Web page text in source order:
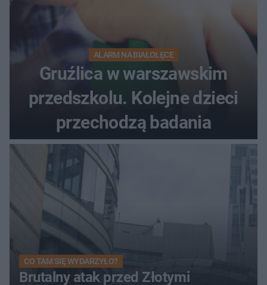
ALARM NA BIAŁOŁĘCE
Gruźlica w warszawskim
przedszkolu. Kolejne dzieci
przechodzą badania
CO TAM SIĘ WYDARZYŁO?
Brutalny atak przed Złotymi